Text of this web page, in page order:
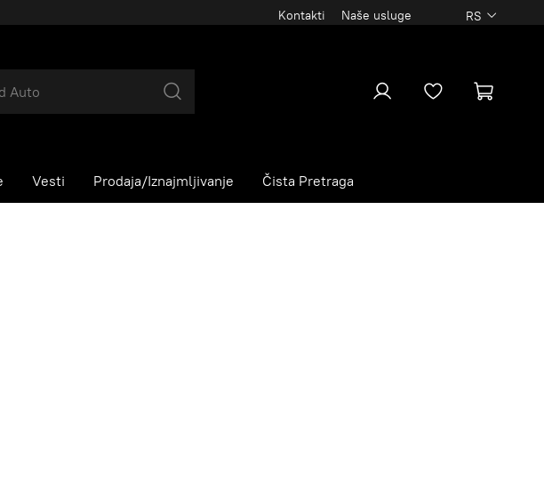
Kontakti Naše usluge RS
Vesti Prodaja/Iznajmljivanje Čista Pretraga